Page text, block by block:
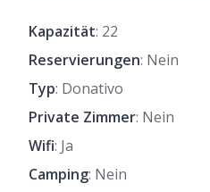
Kapazität: 22
Reservierungen: Nein
Typ: Donativo
Private Zimmer: Nein
Wifi: Ja
Camping: Nein